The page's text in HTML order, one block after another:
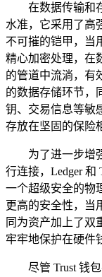
在数据传输和
水准，它采用了高
不可摧的铠甲，当
精心加密处理，在
的管道中流淌，有
的数据存储环节，
钥、交易信息等敏
存放在坚固的保险
为了进一步增
行连接，Ledger 和
一个超级安全的物
更高的安全性，当
同为资产加上了双
牢牢地保护在硬件
尽管 Trust 钱